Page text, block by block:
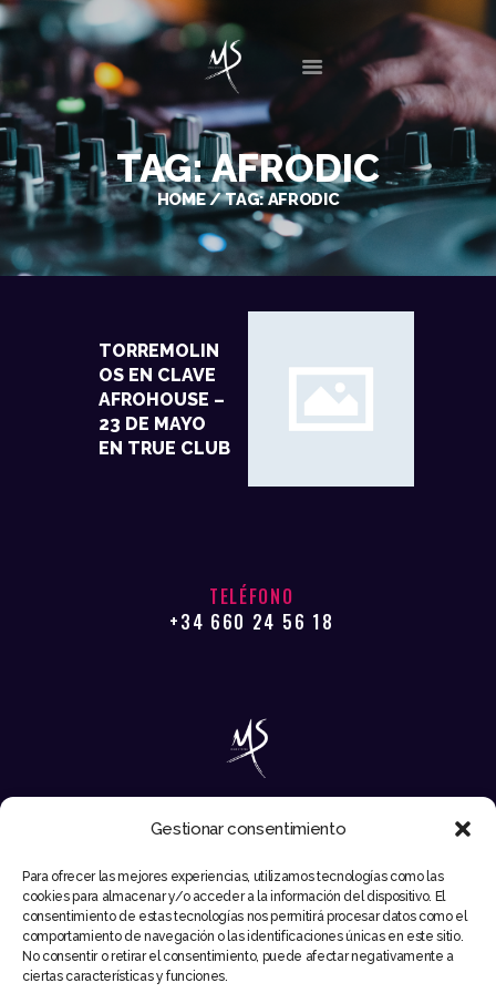
Gestionar consentimiento
Para ofrecer las mejores experiencias, utilizamos tecnologías como las
cookies para almacenar y/o acceder a la información del dispositivo. El
consentimiento de estas tecnologías nos permitirá procesar datos como el
comportamiento de navegación o las identificaciones únicas en este sitio.
No consentir o retirar el consentimiento, puede afectar negativamente a
ciertas características y funciones.
TAG: AFRODIC
HOME TAG: AFRODIC
INICIO
BIO
DISCOGRAFÍA
SESIONES
EVENTOS
NOTICIAS
CONTACTO
TORREMOLIN
OS EN CLAVE
AFROHOUSE –
23 DE MAYO
EN TRUE CLUB
TELÉFONO
+34 660 24 56 18
EMAIL
INFO@MIKESYNTEC.COM